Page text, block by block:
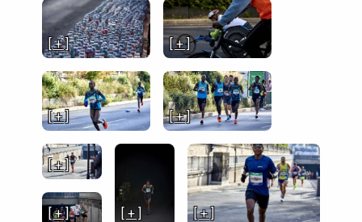
[ + ] [ + ]
[ + ] [ + ]
[ + ]
[ + ] [ + ]
[ + ]